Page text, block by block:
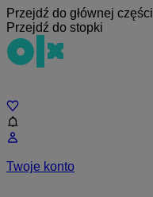
Przejdź do głównej części
Przejdź do stopki
Twoje konto